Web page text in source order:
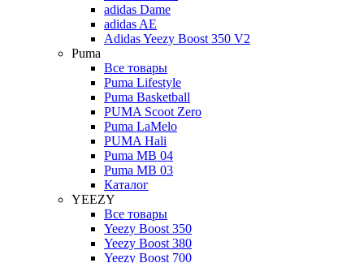
adidas Dame
adidas AE
Adidas Yeezy Boost 350 V2
Puma
Все товары
Puma Lifestyle
Puma Basketball
PUMA Scoot Zero
Puma LaMelo
PUMA Hali
Puma MB 04
Puma MB 03
Каталог
YEEZY
Все товары
Yeezy Boost 350
Yeezy Boost 380
Yeezy Boost 700